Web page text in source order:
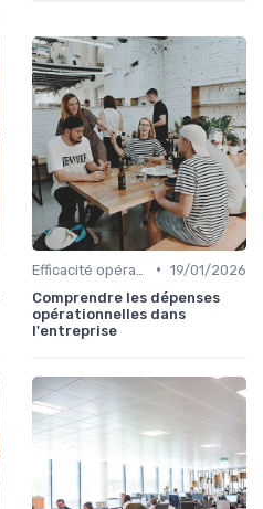
• 19/01/2026
Comprendre les dépenses
opérationnelles dans
l'entreprise